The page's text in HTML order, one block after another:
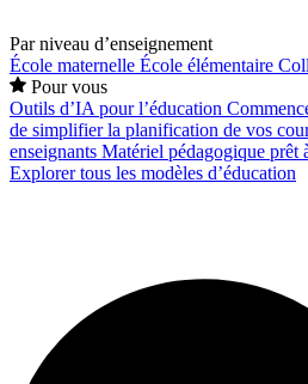
Par niveau d’enseignement
École maternelle École élémentaire
Pour vous
Outils d’IA pour l’éducation
de simplifier la planification de vos
enseignants Matériel pédagogique prêt
Explorer tous les modèles d’éducation